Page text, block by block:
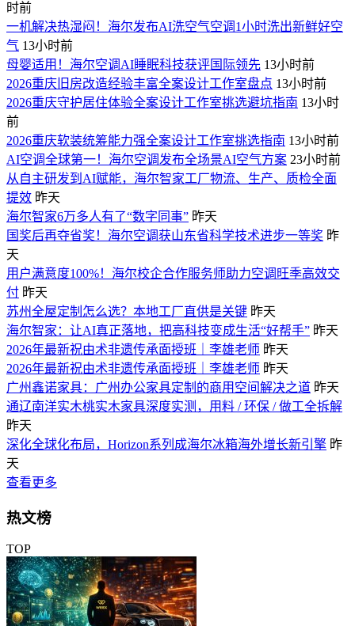
时前
一机解决热湿闷！海尔发布AI洗空气空调1小时洗出新鲜好空
气 13小时前
母婴适用！海尔空调AI睡眠科技获评国际领先 13小时前
2026重庆旧房改造经验丰富全案设计工作室盘点 13小时前
2026重庆守护居住体验全案设计工作室挑选避坑指南 13小时
前
2026重庆软装统筹能力强全案设计工作室挑选指南 13小时前
AI空调全球第一！海尔空调发布全场景AI空气方案 23小时前
从自主研发到AI赋能，海尔智家工厂物流、生产、质检全面
提效 昨天
海尔智家6万多人有了“数字同事” 昨天
国奖后再夺省奖！海尔空调获山东省科学技术进步一等奖 昨
天
用户满意度100%！海尔校企合作服务师助力空调旺季高效交
付 昨天
苏州全屋定制怎么选？本地工厂直供是关键 昨天
海尔智家：让AI真正落地，把高科技变成生活“好帮手” 昨天
2026年最新祝由术非遗传承面授班｜李雄老师 昨天
2026年最新祝由术非遗传承面授班｜李雄老师 昨天
广州鑫诺家具：广州办公家具定制的商用空间解决之道 昨天
通辽南洋实木桃实木家具深度实测，用料 / 环保 / 做工全拆解
昨天
深化全球化布局，Horizon系列成海尔冰箱海外增长新引擎 昨
天
查看更多
热文榜
TOP